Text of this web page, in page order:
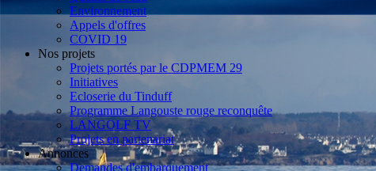
Environnement
Appels d'offres
COVID 19
Nos projets
Projets portés par le CDPMEM 29
Initiatives
Ecloserie du Tinduff
Programme Langouste rouge reconquête
LANGOLF TV
Projets en partenariat
Annonces
Demandes d'embarquement